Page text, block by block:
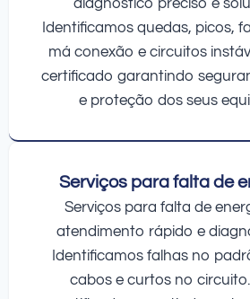
Identificamos quedas, picos,
má conexão e circuitos
certificado garantindo
e proteção dos seus
Serviços para falta de
Serviços para falta de
atendimento rápido e
Identificamos falhas no
cabos e curtos no circuito.